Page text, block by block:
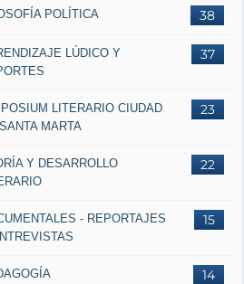
38
POLÍTICA
37
LÚDICO Y
23
LITERARIO CIUDAD
MARTA
22
Y DESARROLLO
15
- REPORTAJES
14